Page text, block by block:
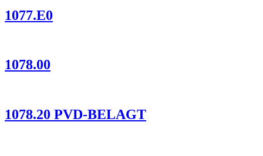
1077.E0
1078.00
1078.20 PVD-BELAGT